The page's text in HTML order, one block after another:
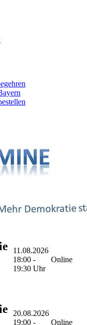
11.08.2026
18:00 -
19:30 Uhr
Online
20.08.2026
19:00 -
Online